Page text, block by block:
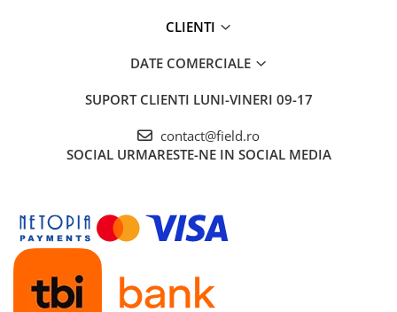
CLIENTI
DATE COMERCIALE
SUPORT CLIENTI LUNI-VINERI 09-17
contact@field.ro
SOCIAL URMARESTE-NE IN SOCIAL MEDIA